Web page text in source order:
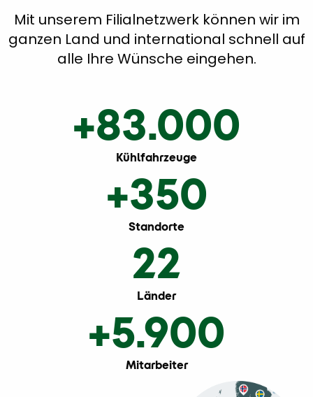
Mit unserem Filialnetzwerk können wir im
ganzen Land und international schnell auf
alle Ihre Wünsche eingehen.
+83.000
Kühlfahrzeuge
+350
Standorte
22
Länder
+5.900
Mitarbeiter